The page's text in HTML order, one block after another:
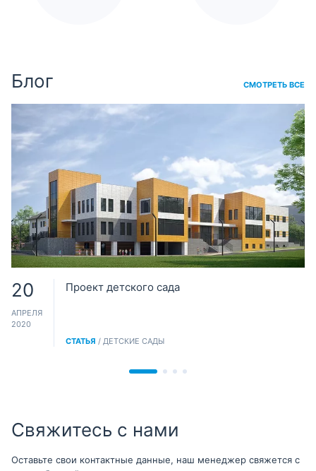
Блог СМОТРЕТЬ ВСЕ
20
АПРЕЛЯ
2020
Проект детского сада
СТАТЬЯ / ДЕТСКИЕ САДЫ
Свяжитесь с нами
Оставьте свои контактные данные, наш менеджер свяжется с